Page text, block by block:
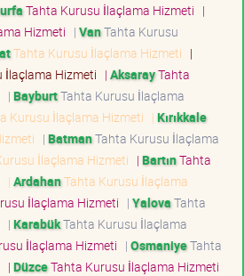
Tahta Kurusu İlaçlama Hizmeti |
Hizmeti | VanTahta Kurusu
Tahta Kurusu İlaçlama Hizmeti |
Hizmeti | AksarayTahta
| BayburtTahta Kurusu İlaçlama
Kurusu İlaçlama Hizmeti | Kırıkkale
| BatmanTahta Kurusu İlaçlama
İlaçlama Hizmeti | BartınTahta
| ArdahanTahta Kurusu İlaçlama
İlaçlama Hizmeti | YalovaTahta
| KarabükTahta Kurusu İlaçlama
İlaçlama Hizmeti | OsmaniyeTahta
| DüzceTahta Kurusu İlaçlama Hizmeti